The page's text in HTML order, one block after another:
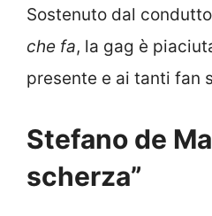
Sostenuto dal
che fa, la gag è
presente e ai tanti fan
Stefano de
scherza”